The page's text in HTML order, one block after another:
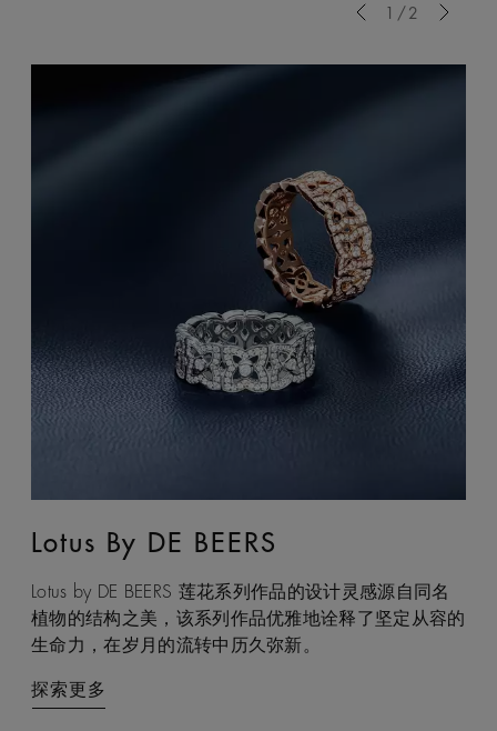
1/2
Lotus By DE BEERS
Lotus by DE BEERS 莲花系列作品的设计灵感源自同名
植物的结构之美，该系列作品优雅地诠释了坚定从容的
生命力，在岁月的流转中历久弥新。
探索更多
Talisman
Talisman 系列巧妙融合天然原钻与抛光钻石，以妙趣盎
然的感官互动，诠释大地摄人心魄的力量，成为庇佑之
力与双重能量的现代象征。
探索更多